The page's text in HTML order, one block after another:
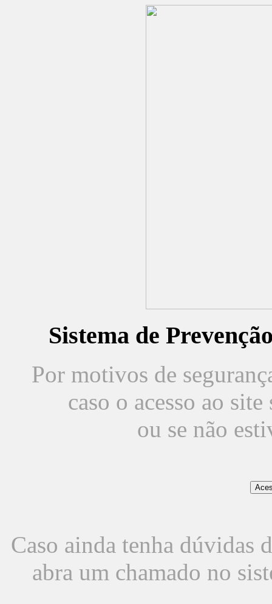
Sistema de
Por motivos de
caso o acesso ao
ou se não
Caso ainda tenha dúvidas
abra um chamado no